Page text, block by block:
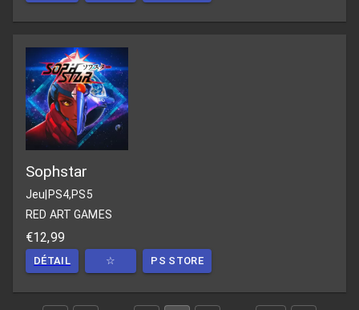
Sophstar
Jeu PS4,PS5
RED ART GAMES
€12,99
DÉTAIL ☆ PS STORE